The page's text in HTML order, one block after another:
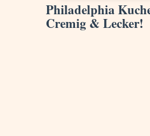
Philadelphia
Cremig & Lecker!